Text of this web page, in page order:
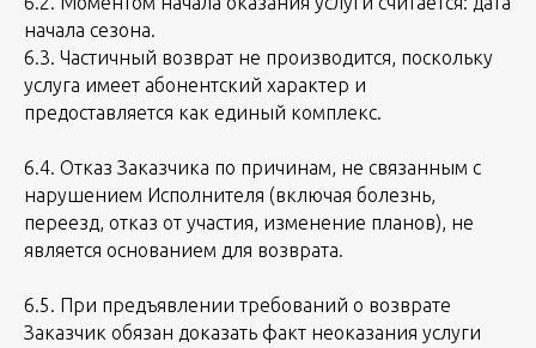
начала сезона.
6.3. Частичный возврат не производится, поскольку
услуга имеет абонентский характер и
предоставляется как единый комплекс.
6.4. Отказ Заказчика по причинам, не связанным с
нарушением Исполнителя (включая болезнь,
переезд, отказ от участия, изменение планов), не
является основанием для возврата.
6.5. При предъявлении требований о возврате
Заказчик обязан доказать факт неоказания услуги